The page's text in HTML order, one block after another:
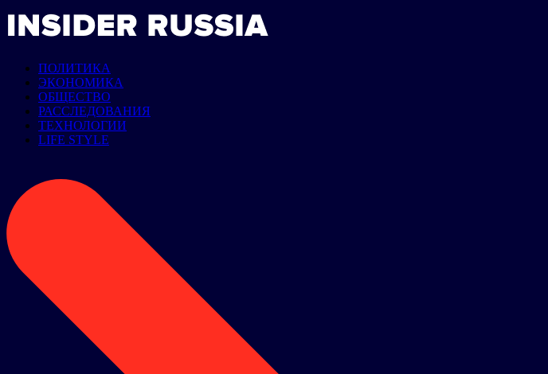
ПОЛИТИКА
ЭКОНОМИКА
ОБЩЕСТВО
РАССЛЕДОВАНИЯ
ТЕХНОЛОГИИ
LIFE STYLE